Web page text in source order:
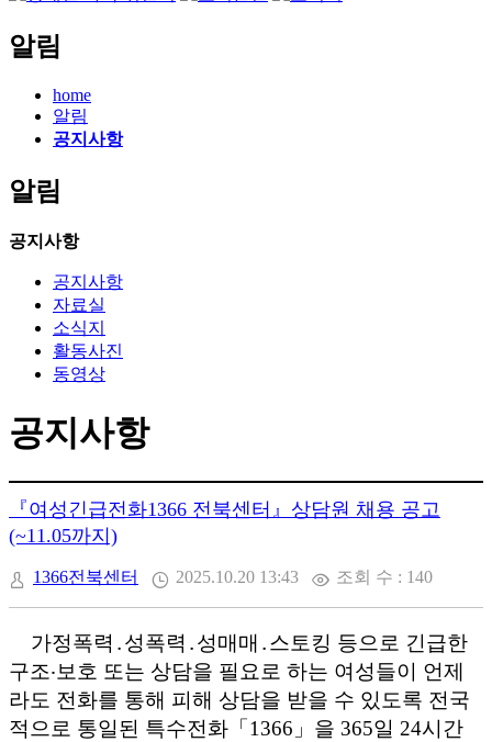
알림
home
알림
공지사항
알림
공지사항
공지사항
자료실
소식지
활동사진
동영상
공지사항
『여성긴급전화1366 전북센터』상담원 채용 공고
(~11.05까지)
1366전북센터 2025.10.20 13:43 조회 수 : 140
가정폭력 ․성폭력 ․성매매 ․스토킹 등으로 긴급한
구조‧보호 또는 상담을 필요로 하는 여성들이 언제
라도 전화를 통해 피해 상담을 받을 수 있도록 전국
적으로 통일된 특수전화 「 1366 」 을 365일 24시간